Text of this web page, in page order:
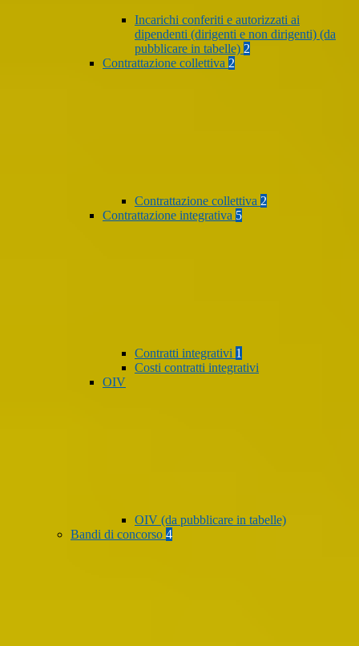
Incarichi conferiti e autorizzati ai
dipendenti (dirigenti e non dirigenti) (da
pubblicare in tabelle) 2
Contrattazione collettiva 2
Contrattazione collettiva 2
Contrattazione integrativa 5
Contratti integrativi 1
Costi contratti integrativi
OIV
OIV (da pubblicare in tabelle)
Bandi di concorso 4